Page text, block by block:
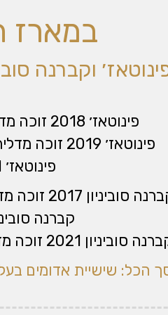
במארז
וקברנה
פינוטאז׳ 2018 זוכה מדלית זהב – טרה וינו
פינוטאז׳ 2019 זוכה מדלית זהב כפול – טרה וינו
פינוטאז׳ 2021
סוביניון 2017 זוכה מדלית כסף – אשכול הזהב
קברנה סוביניון
סוביניון 2021 זוכה מדלית זהב – אשכול הזהב
הכל: שישיית אדומים בעלות 530₪ במקום